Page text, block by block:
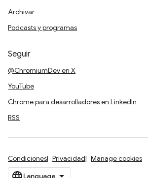
Archivar
Podcasts y programas
Seguir
@ChromiumDev en X
YouTube
Chrome para desarrolladores en LinkedIn
RSS
Condiciones Privacidad Manage cookies